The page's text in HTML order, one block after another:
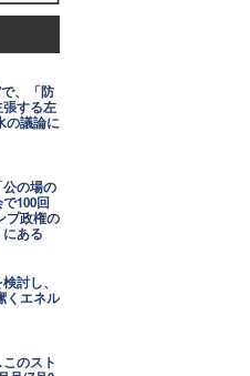
、「防
する左
の議論に
公の場の
100回
プ政権の
ある
討し、
くエネル
のスト